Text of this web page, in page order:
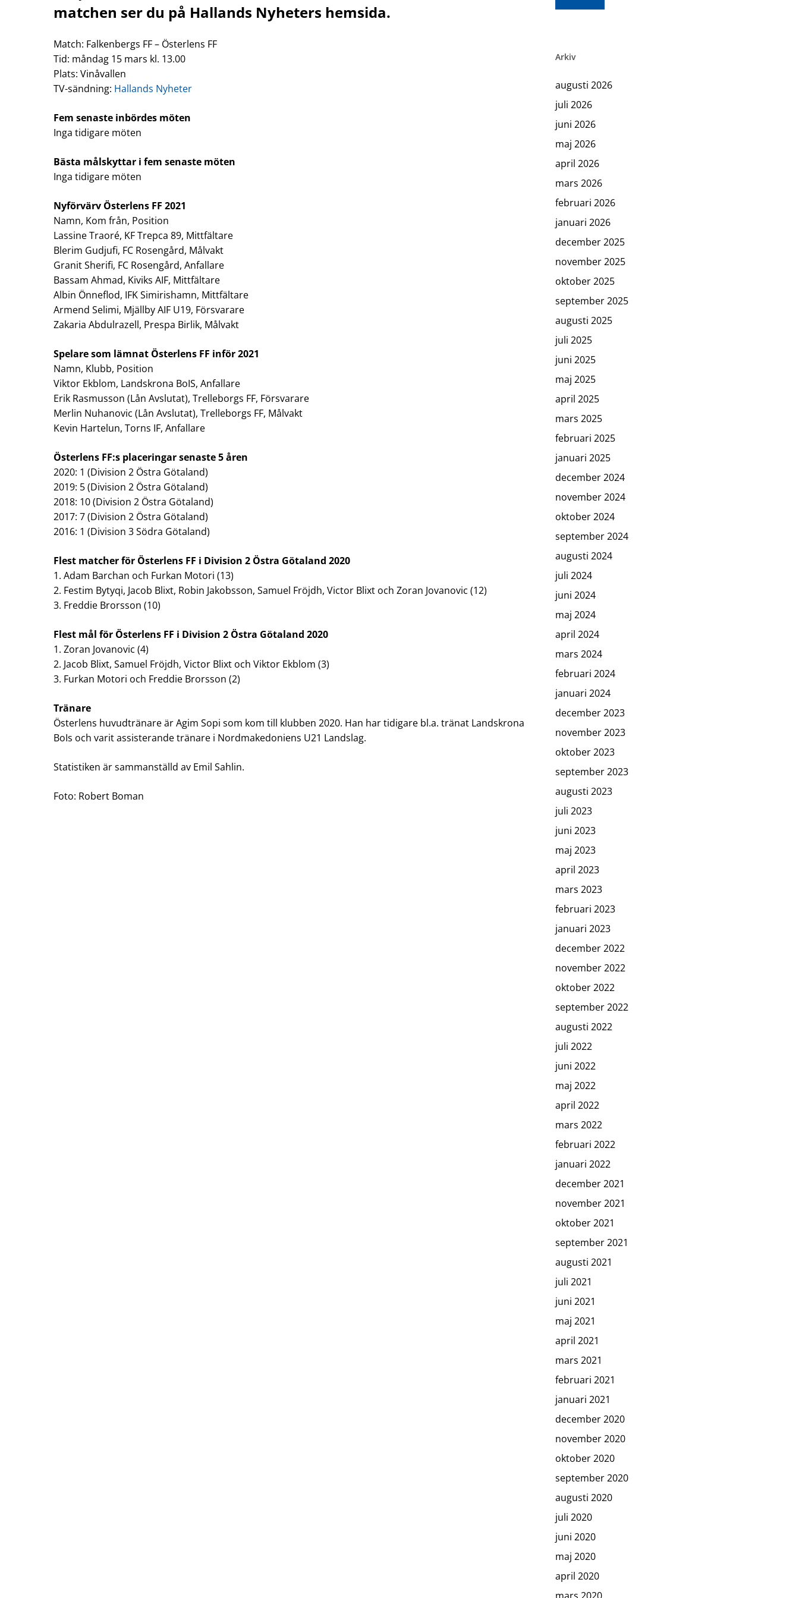
matchen ser du på Hallands Nyheters hemsida.
Match: Falkenbergs FF – Österlens FF
Tid: måndag 15 mars kl. 13.00
Plats: Vinåvallen
TV-sändning: Hallands Nyheter
Fem senaste inbördes möten
Inga tidigare möten
Bästa målskyttar i fem senaste möten
Inga tidigare möten
Nyförvärv Österlens FF 2021
Namn, Kom från, Position
Lassine Traoré, KF Trepca 89, Mittfältare
Blerim Gudjufi, FC Rosengård, Målvakt
Granit Sherifi, FC Rosengård, Anfallare
Bassam Ahmad, Kiviks AIF, Mittfältare
Albin Önneflod, IFK Simirishamn, Mittfältare
Armend Selimi, Mjällby AIF U19, Försvarare
Zakaria Abdulrazell, Prespa Birlik, Målvakt
Spelare som lämnat Österlens FF inför 2021
Namn, Klubb, Position
Viktor Ekblom, Landskrona BoIS, Anfallare
Erik Rasmusson (Lån Avslutat), Trelleborgs FF, Försvarare
Merlin Nuhanovic (Lån Avslutat), Trelleborgs FF, Målvakt
Kevin Hartelun, Torns IF, Anfallare
Österlens FF:s placeringar senaste 5 åren
2020: 1 (Division 2 Östra Götaland)
2019: 5 (Division 2 Östra Götaland)
2018: 10 (Division 2 Östra Götaland)
2017: 7 (Division 2 Östra Götaland)
2016: 1 (Division 3 Södra Götaland)
Flest matcher för Österlens FF i Division 2 Östra Götaland 2020
1. Adam Barchan och Furkan Motori (13)
2. Festim Bytyqi, Jacob Blixt, Robin Jakobsson, Samuel Fröjdh, Victor Blixt och Zoran Jovanovic (12)
3. Freddie Brorsson (10)
Flest mål för Österlens FF i Division 2 Östra Götaland 2020
1. Zoran Jovanovic (4)
2. Jacob Blixt, Samuel Fröjdh, Victor Blixt och Viktor Ekblom (3)
3. Furkan Motori och Freddie Brorsson (2)
Tränare
Österlens huvudtränare är Agim Sopi som kom till klubben 2020. Han har tidigare bl.a. tränat Landskrona
BoIs och varit assisterande tränare i Nordmakedoniens U21 Landslag.
Statistiken är sammanställd av Emil Sahlin.
Foto: Robert Boman
Arkiv
augusti 2026
juli 2026
juni 2026
maj 2026
april 2026
mars 2026
februari 2026
januari 2026
december 2025
november 2025
oktober 2025
september 2025
augusti 2025
juli 2025
juni 2025
maj 2025
april 2025
mars 2025
februari 2025
januari 2025
december 2024
november 2024
oktober 2024
september 2024
augusti 2024
juli 2024
juni 2024
maj 2024
april 2024
mars 2024
februari 2024
januari 2024
december 2023
november 2023
oktober 2023
september 2023
augusti 2023
juli 2023
juni 2023
maj 2023
april 2023
mars 2023
februari 2023
januari 2023
december 2022
november 2022
oktober 2022
september 2022
augusti 2022
juli 2022
juni 2022
maj 2022
april 2022
mars 2022
februari 2022
januari 2022
december 2021
november 2021
oktober 2021
september 2021
augusti 2021
juli 2021
juni 2021
maj 2021
april 2021
mars 2021
februari 2021
januari 2021
december 2020
november 2020
oktober 2020
september 2020
augusti 2020
juli 2020
juni 2020
maj 2020
april 2020